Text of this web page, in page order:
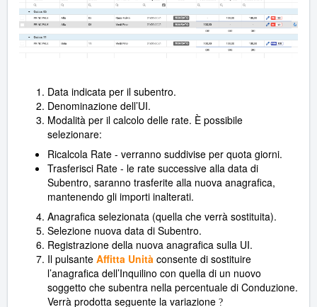
Data indicata per il subentro.
Denominazione dell’UI.
Modalità per il calcolo delle rate. È possibile
selezionare:
Ricalcola Rate - verranno suddivise per quota giorni.
Trasferisci Rate - le rate successive alla data di
Subentro, saranno trasferite alla nuova anagrafica,
mantenendo gli importi inalterati.
Anagrafica selezionata (quella che verrà sostituita).
Selezione nuova data di Subentro.
Registrazione della nuova anagrafica sulla UI.
Il pulsante Affitta Unità consente di sostituire
l’anagrafica dell’Inquilino con quella di un nuovo
soggetto che subentra nella percentuale di Conduzione.
Verrà prodotta seguente la variazione ?